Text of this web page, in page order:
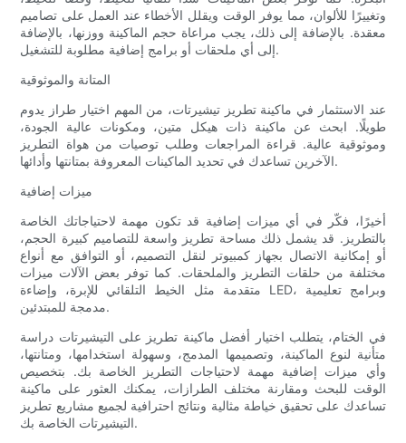
وتغييرًا للألوان، مما يوفر الوقت ويقلل الأخطاء عند العمل على تصاميم
معقدة. بالإضافة إلى ذلك، يجب مراعاة حجم الماكينة ووزنها، بالإضافة
إلى أي ملحقات أو برامج إضافية مطلوبة للتشغيل.
المتانة والموثوقية
عند الاستثمار في ماكينة تطريز تيشيرتات، من المهم اختيار طراز يدوم
طويلًا. ابحث عن ماكينة ذات هيكل متين، ومكونات عالية الجودة،
وموثوقية عالية. قراءة المراجعات وطلب توصيات من هواة التطريز
الآخرين تساعدك في تحديد الماكينات المعروفة بمتانتها وأدائها.
ميزات إضافية
أخيرًا، فكّر في أي ميزات إضافية قد تكون مهمة لاحتياجاتك الخاصة
بالتطريز. قد يشمل ذلك مساحة تطريز واسعة للتصاميم كبيرة الحجم،
أو إمكانية الاتصال بجهاز كمبيوتر لنقل التصميم، أو التوافق مع أنواع
مختلفة من حلقات التطريز والملحقات. كما توفر بعض الآلات ميزات
متقدمة مثل الخيط التلقائي للإبرة، وإضاءة LED، وبرامج تعليمية
مدمجة للمبتدئين.
في الختام، يتطلب اختيار أفضل ماكينة تطريز على التيشيرتات دراسة
متأنية لنوع الماكينة، وتصميمها المدمج، وسهولة استخدامها، ومتانتها،
وأي ميزات إضافية مهمة لاحتياجات التطريز الخاصة بك. بتخصيص
الوقت للبحث ومقارنة مختلف الطرازات، يمكنك العثور على ماكينة
تساعدك على تحقيق خياطة مثالية ونتائج احترافية لجميع مشاريع تطريز
التيشيرتات الخاصة بك.